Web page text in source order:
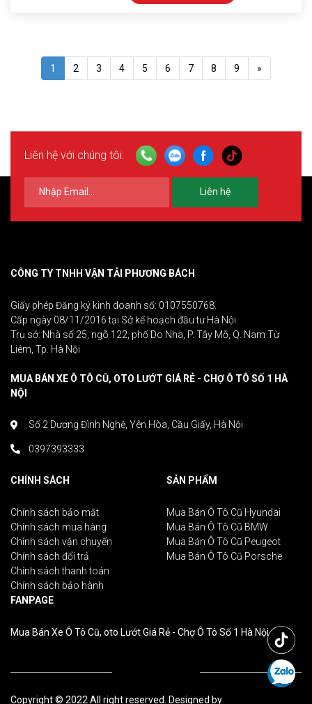
1 2 3 4 5 6 7 8 9 »
Liên hệ với chúng tôi:
Liên hệ
CÔNG TY TNHH VẬN TẢI PHƯƠNG BÁCH
Giấy phép Đăng ký kinh doanh số: 0107550768.
Cấp ngày 08/11/2016 tại Sở kế hoạch đầu tư Hà Nội.
Trụ sở: Nhà số 25, ngõ 122, phố Do Nha, P. Tây Mỗ, Q. Nam Từ
Liêm, Tp. Hà Nội
MUA BÁN XE Ô TÔ CŨ, OTO LƯỚT GIÁ RẺ - CHỢ Ô TÔ SỐ 1 HÀ
NỘI
Số 2 Dương Đình Nghệ, Yên Hòa, Cầu Giấy, Hà Nội
0397393333
CHÍNH SÁCH
Chính sách bảo mật
Chính sách mua hàng
Chính sách vận chuyển
Chính sách đổi trả
Chính sách thanh toán
Chính sách bảo hành
SẢN PHẨM
Mua Bán Ô Tô Cũ Hyundai
Mua Bán Ô Tô Cũ BMW
Mua Bán Ô Tô Cũ Peugeot
Mua Bán Ô Tô Cũ Porsche
FANPAGE
Mua Bán Xe Ô Tô Cũ, oto Lướt Giá Rẻ - Chợ Ô Tô Số 1 Hà Nội
Copyright © 2022 All right reserved. Designed by